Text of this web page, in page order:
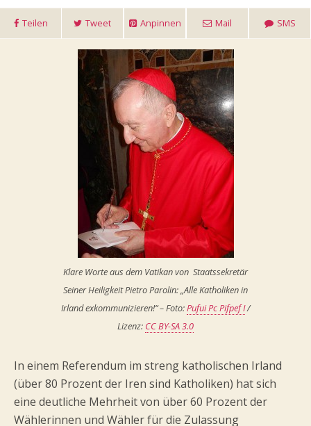
Teilen Tweet Anpinnen Mail SMS
Klare Worte aus dem Vatikan von Staatssekretär
Seiner Heiligkeit Pietro Parolin: „Alle Katholiken in
Irland exkommunizieren!“ – Foto:Pufui Pc Pifpef I/
Lizenz: CC BY-SA 3.0
In einem Referendum im streng katholischen Irland
(über 80 Prozent der Iren sind Katholiken) hat sich
eine deutliche Mehrheit von über 60 Prozent der
Wählerinnen und Wähler für die Zulassung